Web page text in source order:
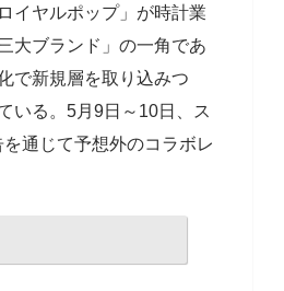
イヤルポップ」が時計業
大ブランド」の一角であ
で新規層を取り込みつ
いる。5月9日～10日、ス
通じて予想外のコラボレ